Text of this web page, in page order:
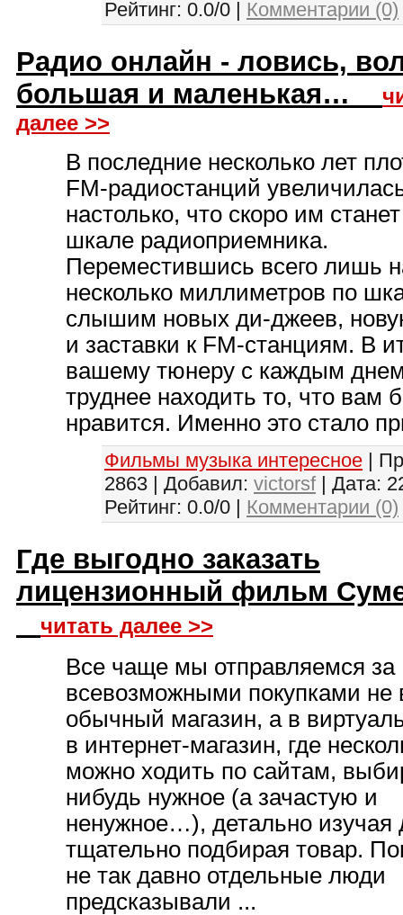
Рейтинг: 0.0/0 | Комментарии (0)
Радио онлайн - ловись,
большая и маленькая…
далее >>
В последние несколько лет
FM-радиостанций
настолько, что скоро им
шкале радиоприемника.
Переместившись всего лишь
несколько миллиметров по
слышим новых ди-джеев,
и заставки к FM-станциям. В
вашему тюнеру с каждым
труднее находить то, что вам
нравится. Именно это стало
Фильмы музыка интересное |
2863 | Добавил: victorsf | Дата:
Рейтинг: 0.0/0 | Комментарии (0)
Где выгодно заказать
лицензионный фильм
читать далее >>
Все чаще мы отправляемся за
всевозможными покупками не
обычный магазин, а в
в интернет-магазин, где
можно ходить по сайтам,
нибудь нужное (а зачастую и
ненужное…), детально изучая
тщательно подбирая товар.
не так давно отдельные люди
предсказывали ...